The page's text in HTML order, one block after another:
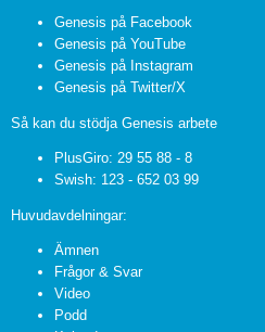
Genesis på Facebook
Genesis på YouTube
Genesis på Instagram
Genesis på Twitter/X
Så kan du stödja Genesis arbete
PlusGiro: 29 55 88 - 8
Swish: 123 - 652 03 99
Huvudavdelningar:
Ämnen
Frågor & Svar
Video
Podd